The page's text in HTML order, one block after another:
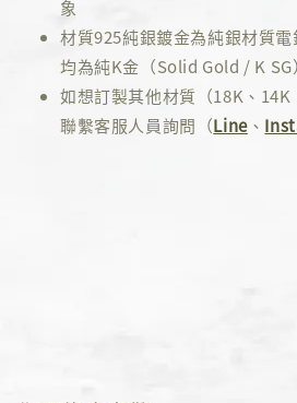
象
材質925純銀鍍金為純銀材質
均為純K金（Solid Gold / K SG）
如想訂製其他材質（18K、
聯繫客服人員詢問（Line、